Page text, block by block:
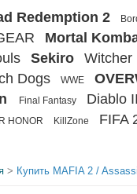
Redemption 2
Mortal
Sekiro
Witcher
Dogs WWE
Final Fantasy
Diablo
HONOR KillZone FIFA
> Купить MAFIA 2 /